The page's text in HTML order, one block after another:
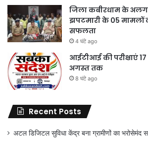
जिला कबीरधाम के
झपटमारी के 05 मामलों
सफलता
4 घंटे ago
आईटीआई की परीक्षाएं
अगस्त तक
8 घंटे ago
Recent Posts
अटल डिजिटल सुविधा केंद्र बना ग्रामीणों का भरोसेमंद